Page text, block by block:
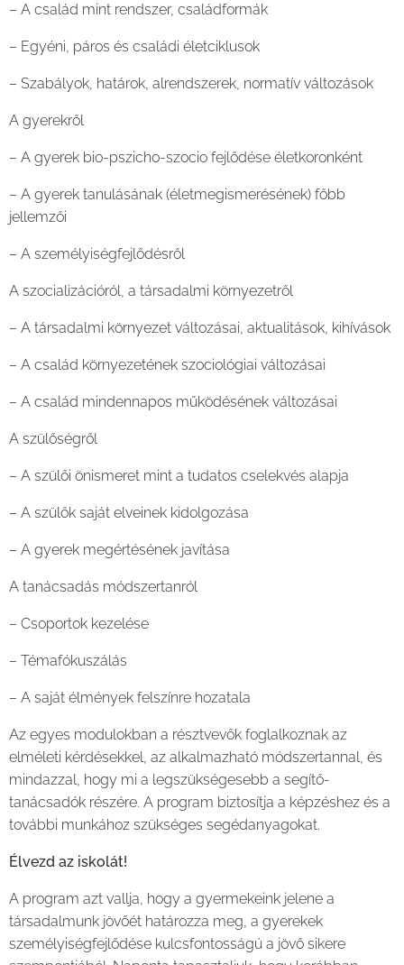
– A család mint rendszer, családformák
– Egyéni, páros és családi életciklusok
– Szabályok, határok, alrendszerek, normatív változások
A gyerekről
– A gyerek bio-pszicho-szocio fejlődése életkoronként
– A gyerek tanulásának (életmegismerésének) főbb
jellemzői
– A személyiségfejlődésről
A szocializációról, a társadalmi környezetről
– A társadalmi környezet változásai, aktualitások, kihívások
– A család környezetének szociológiai változásai
– A család mindennapos működésének változásai
A szülőségről
– A szülői önismeret mint a tudatos cselekvés alapja
– A szülők saját elveinek kidolgozása
– A gyerek megértésének javítása
A tanácsadás módszertanról
– Csoportok kezelése
– Témafókuszálás
– A saját élmények felszínre hozatala
Az egyes modulokban a résztvevők foglalkoznak az
elméleti kérdésekkel, az alkalmazható módszertannal, és
mindazzal, hogy mi a legszükségesebb a segítő-
tanácsadók részére. A program biztosítja a képzéshez és a
további munkához szükséges segédanyagokat.
Élvezd az iskolát!
A program azt vallja, hogy a gyermekeink jelene a
társadalmunk jövőét határozza meg, a gyerekek
személyiségfejlődése kulcsfontosságú a jövő sikere